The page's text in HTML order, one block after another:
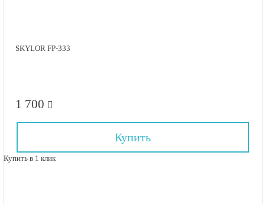
SKYLOR FP-333
1 700
Купить
Купить в 1 клик